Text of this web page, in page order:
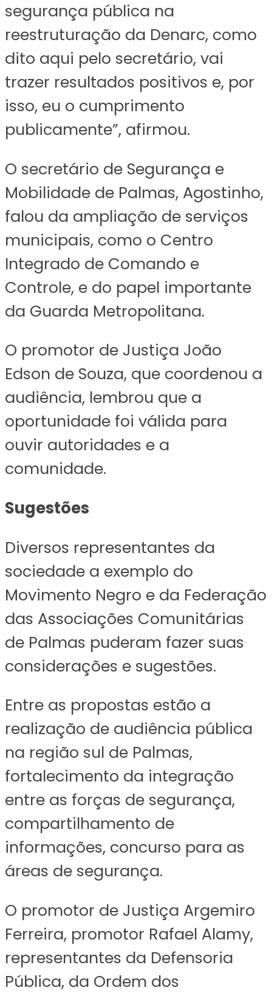
segurança pública na
reestruturação da Denarc, como
dito aqui pelo secretário, vai
trazer resultados positivos e, por
isso, eu o cumprimento
publicamente”, afirmou.
O secretário de Segurança e
Mobilidade de Palmas, Agostinho,
falou da ampliação de serviços
municipais, como o Centro
Integrado de Comando e
Controle, e do papel importante
da Guarda Metropolitana.
O promotor de Justiça João
Edson de Souza, que coordenou a
audiência, lembrou que a
oportunidade foi válida para
ouvir autoridades e a
comunidade.
Sugestões
Diversos representantes da
sociedade a exemplo do
Movimento Negro e da Federação
das Associações Comunitárias
de Palmas puderam fazer suas
considerações e sugestões.
Entre as propostas estão a
realização de audiência pública
na região sul de Palmas,
fortalecimento da integração
entre as forças de segurança,
compartilhamento de
informações, concurso para as
áreas de segurança.
O promotor de Justiça Argemiro
Ferreira, promotor Rafael Alamy,
representantes da Defensoria
Pública, da Ordem dos